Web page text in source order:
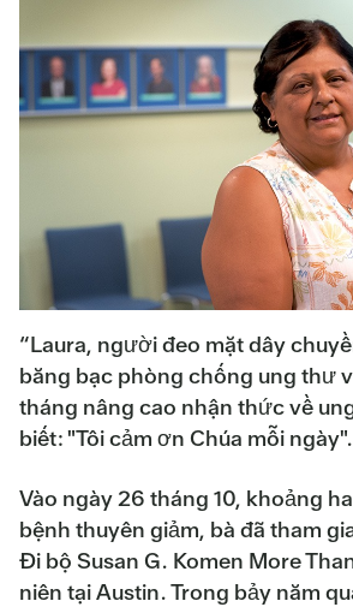
“Laura, người đeo mặt dây
băng bạc phòng chống ung thư
tháng nâng cao nhận thức về
biết: "Tôi cảm ơn Chúa mỗi ngày".
Vào ngày 26 tháng 10, khoảng
bệnh thuyên giảm, bà đã tham
Đi bộ Susan G. Komen More
niên tại Austin. Trong bảy năm